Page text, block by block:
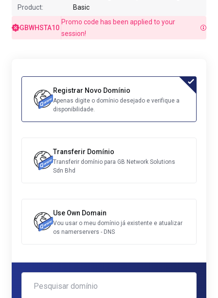
Product:
Basic
GBWHSTA10
Promo code has been applied to your
session!
Registrar Novo Domínio
Apenas digite o domínio desejado e verifique a
disponibilidade.
Transferir Domínio
Transferir domínio para GB Network Solutions
Sdn Bhd
Use Own Domain
Vou usar o meu domínio já existente e atualizar
os namerservers - DNS